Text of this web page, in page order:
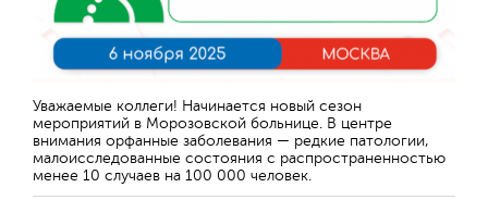
Уважаемые коллеги! Начинается новый сезон
мероприятий в Морозовской больнице. В центре
внимания орфанные заболевания — редкие патологии,
малоисследованные состояния с распространенностью
менее 10 случаев на 100 000 человек.